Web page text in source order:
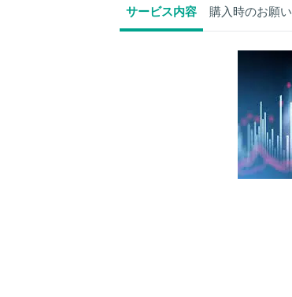
サービス内容 購入時のお願い